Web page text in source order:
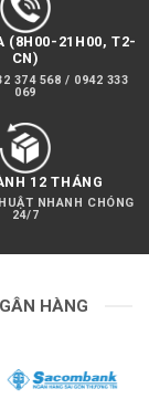
(8H00-21H00, T2-
CN)
374 568 / 0942 333
069
12 THÁNG
NHANH CHÓNG
24/7
HÀNG